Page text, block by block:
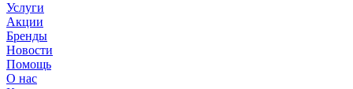
Услуги
Акции
Бренды
Новости
Помощь
О нас